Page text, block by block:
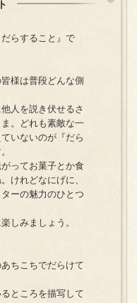
らすること』で
様は普段どんな側
人を説き伏せるさ
。どれも素敵な一
いないのが『だら
ってお菓子とか食
けれどなにげに、
ーの魅力のひとつ
しみましょう。
ちこちでだらけて
ところを描写して